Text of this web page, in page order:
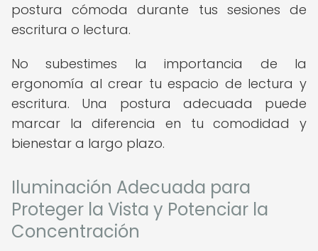
postura cómoda durante tus sesiones de
escritura o lectura.
No subestimes la importancia de la
ergonomía al crear tu espacio de lectura y
escritura. Una postura adecuada puede
marcar la diferencia en tu comodidad y
bienestar a largo plazo.
Iluminación Adecuada para
Proteger la Vista y Potenciar la
Concentración